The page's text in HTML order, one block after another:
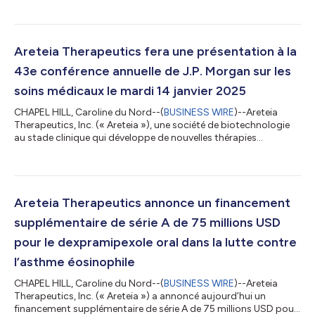
a annoncé son intention de quitter son poste de président du
inestimable et son leadership en tant que président fondateur
Areteia Therapeutics fera une présentation à la
43e conférence annuelle de J.P. Morgan sur les
soins médicaux le mardi 14 janvier 2025
CHAPEL HILL, Caroline du Nord--(BUSINESS WIRE)--Areteia
Therapeutics, Inc. (« Areteia »), une société de biotechnologie
au stade clinique qui développe de nouvelles thérapies
la société allait faire un exposé lors de la 43e conférence
janvier 2025 à 13 h 30 (heure de Pacifique) à San Francisco, en
Areteia Therapeutics annonce un financement
supplémentaire de série A de 75 millions USD
pour le dexpramipexole oral dans la lutte contre
l’asthme éosinophile
CHAPEL HILL, Caroline du Nord--(BUSINESS WIRE)--Areteia
Therapeutics, Inc. (« Areteia ») a annoncé aujourd’hui un
financement supplémentaire de série A de 75 millions USD pour